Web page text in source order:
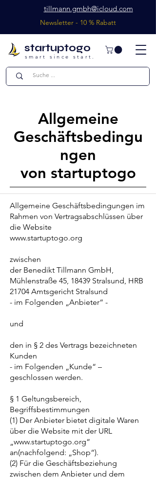
startuptogo
smart since start.
tillmann.gmbh@icloud.com
Newsletter - 10 % Rabatt
Allgemeine
Geschäftsbedingu
ngen
von startuptogo
Allgemeine Geschäftsbedingungen im
Rahmen von Vertragsabschlüssen über
die Website
www.startuptogo.org
zwischen
der Benedikt Tillmann GmbH,
Mühlenstraße 45, 18439 Stralsund, HRB
21704 Amtsgericht Stralsund
- im Folgenden „Anbieter“ -
und
den in § 2 des Vertrags bezeichneten
Kunden
- im Folgenden „Kunde“ –
geschlossen werden.
§ 1 Geltungsbereich,
Begriffsbestimmungen
(1) Der Anbieter bietet digitale Waren
über die Website mit der URL
www.startuptogo.org“
an(nachfolgend: „Shop“).
(2) Für die Geschäftsbeziehung
zwischen dem Anbieter und dem